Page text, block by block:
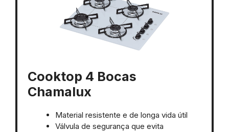
Cooktop 4 Bocas
Chamalux
Material resistente e de longa vida útil
Válvula de segurança que evita